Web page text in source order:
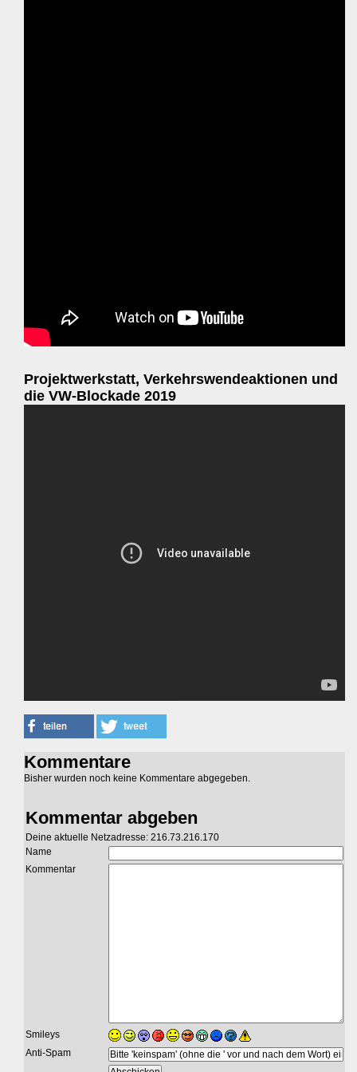
Projektwerkstatt, Verkehrswendeaktionen und
die VW-Blockade 2019
Kommentare
Bisher wurden noch keine Kommentare abgegeben.
Kommentar abgeben
Deine aktuelle Netzadresse: 216.73.216.170
Name
Kommentar
Smileys
Anti-Spam